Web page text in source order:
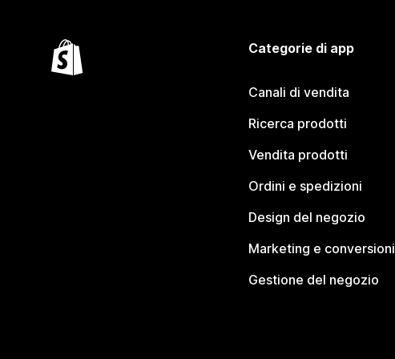
Categorie di app
Canali di vendita
Ricerca prodotti
Vendita prodotti
Ordini e spedizioni
Design del negozio
Marketing e conversioni
Gestione del negozio